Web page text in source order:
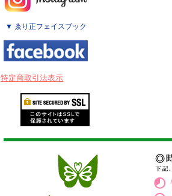
▼ ゑり正フェイスブック
特定商取引法表示